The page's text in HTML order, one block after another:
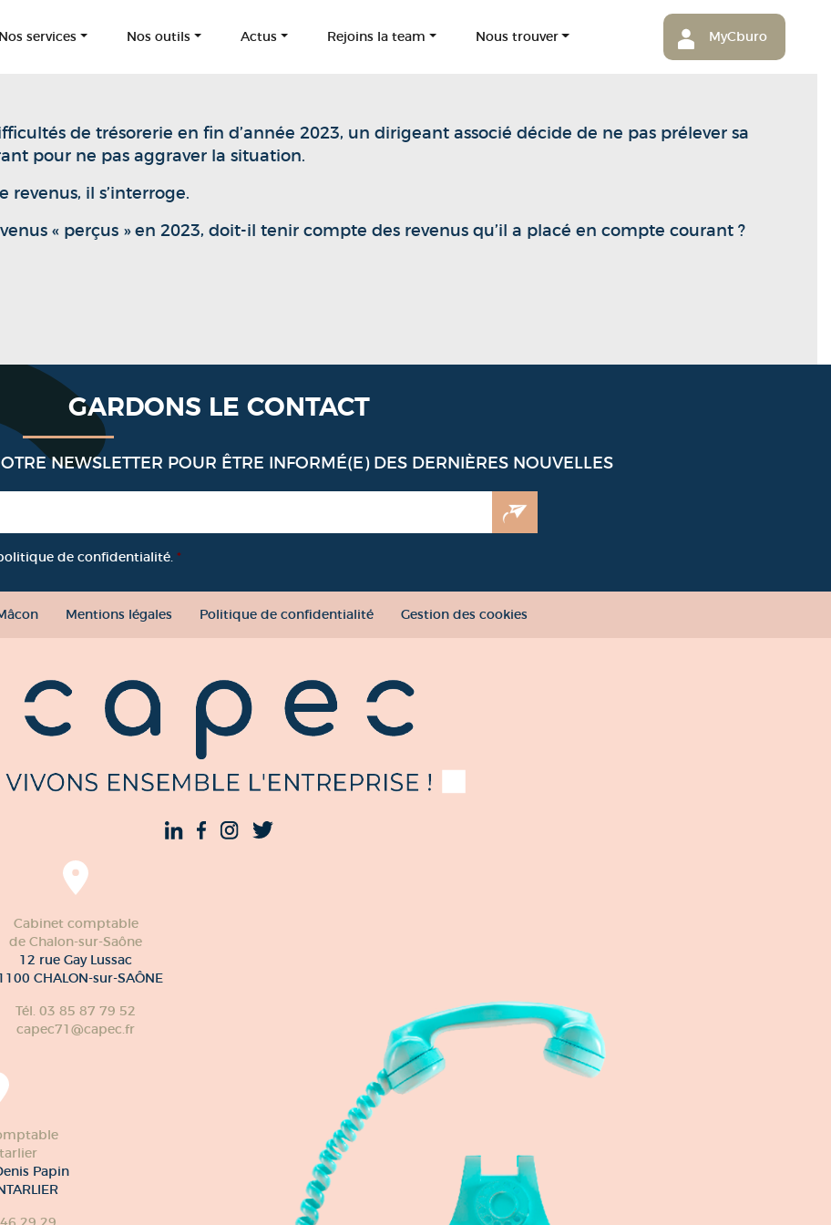
Nos services Nos outils Actus Rejoins la team Nous trouver MyCburo
de trésorerie en fin d’année 2023, un dirigeant associé décide de ne pas prélever sa
pour ne pas aggraver la situation.
il s’interroge.
« perçus » en 2023, doit-il tenir compte des revenus qu’il a placé en compte courant ?
GARDONS LE CONTACT
NEWSLETTER POUR ÊTRE INFORMÉ(E) DES DERNIÈRES NOUVELLES
de confidentialité. *
Mentions légales Politique de confidentialité Gestion des cookies
Cabinet comptable
de Chalon-sur-Saône
12 rue Gay Lussac
CHALON-sur-SAÔNE
Tél. 03 85 87 79 52
capec71@capec.fr
Papin